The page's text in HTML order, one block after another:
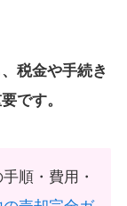
税金や手続き
です。
順・費用・